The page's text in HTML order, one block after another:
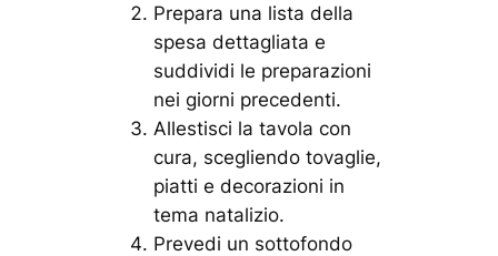
Prepara una lista della
spesa dettagliata e
suddividi le preparazioni
nei giorni precedenti.
Allestisci la tavola con
cura, scegliendo tovaglie,
piatti e decorazioni in
tema natalizio.
Prevedi un sottofondo